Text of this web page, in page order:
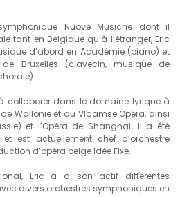
Nuove Musiche dont il
tant en Belgique qu’à l’étranger, Eric
d’abord en Académie (piano) et
Bruxelles (clavecin, musique de
collaborer dans le domaine lyrique à
de Wallonie et au Vlaamse Opéra, ainsi
et l’Opéra de Shanghai. Il a été
est actuellement chef d’orchestre
d’opéra belge Idée Fixe.
Eric a à son actif différentes
divers orchestres symphoniques en